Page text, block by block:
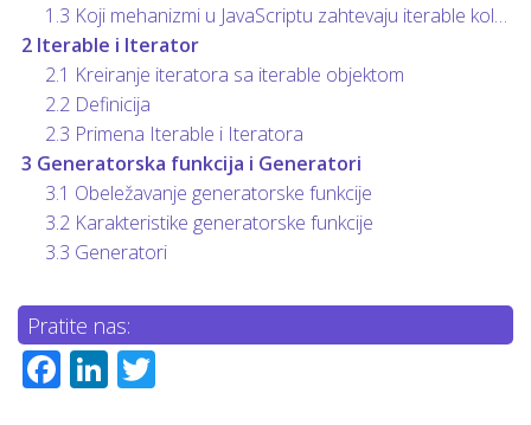
1.3 Koji mehanizmi u JavaScriptu zahtevaju iterable kolekciju?
2 Iterable i Iterator
2.1 Kreiranje iteratora sa iterable objektom
2.2 Definicija
2.3 Primena Iterable i Iteratora
3 Generatorska funkcija i Generatori
3.1 Obeležavanje generatorske funkcije
3.2 Karakteristike generatorske funkcije
3.3 Generatori
Pratite nas:
Facebook
LinkedIn